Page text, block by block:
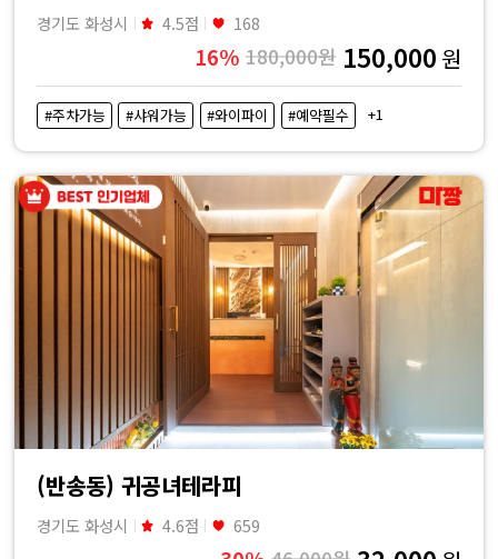
경기도 화성시 4.5점 168
16% 180,000원 150,000 원
#주차가능 #샤워가능 #와이파이 #예약필수 +1
(반송동) 귀공녀테라피
경기도 화성시 4.6점 659